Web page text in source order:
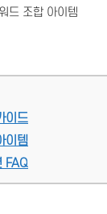
드 조합 아이템
이드
이템
FAQ